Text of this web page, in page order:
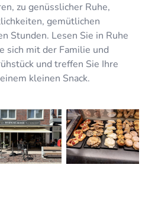
zu genüsslicher Ruhe,
gemütlichen
Stunden. Lesen Sie in Ruhe
sich mit der Familie und
und treffen Sie Ihre
kleinen Snack.